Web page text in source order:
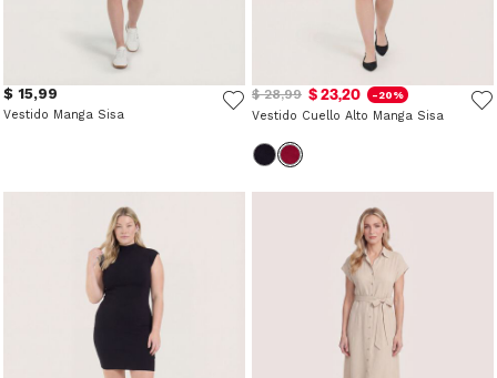
$ 15,99
Vestido Manga Sisa
$ 28,99 $ 23,20 -20%
Vestido Cuello Alto Manga Sisa